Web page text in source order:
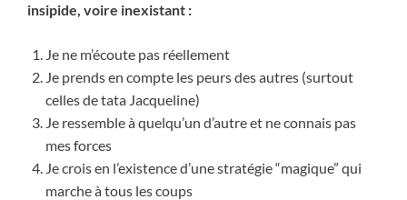
insipide, voire inexistant :
Je ne m’écoute pas réellement
Je prends en compte les peurs des autres (surtout
celles de tata Jacqueline)
Je ressemble à quelqu’un d’autre et ne connais pas
mes forces
Je crois en l’existence d’une stratégie “magique” qui
marche à tous les coups